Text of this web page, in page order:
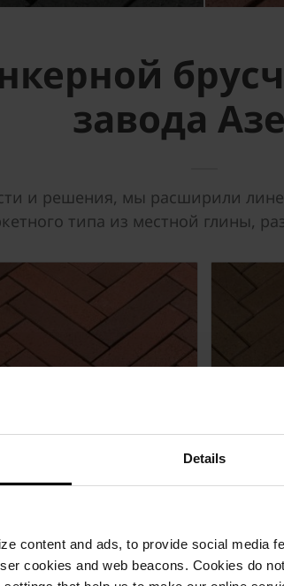
Details
content and ads, to provide social media
cookies and web beacons. Cookies do
завода
и решения, мы расширили
типа из местной глины,
брусчатка
Kare длиной 250 мм
Penter
Terra